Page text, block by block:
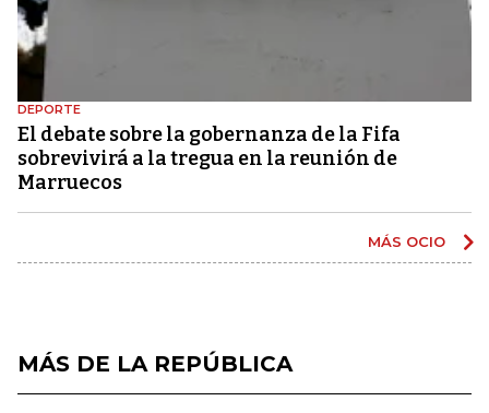
DEPORTE
El debate sobre la gobernanza de la Fifa
sobrevivirá a la tregua en la reunión de
Marruecos
MÁS OCIO
MÁS DE LA REPÚBLICA